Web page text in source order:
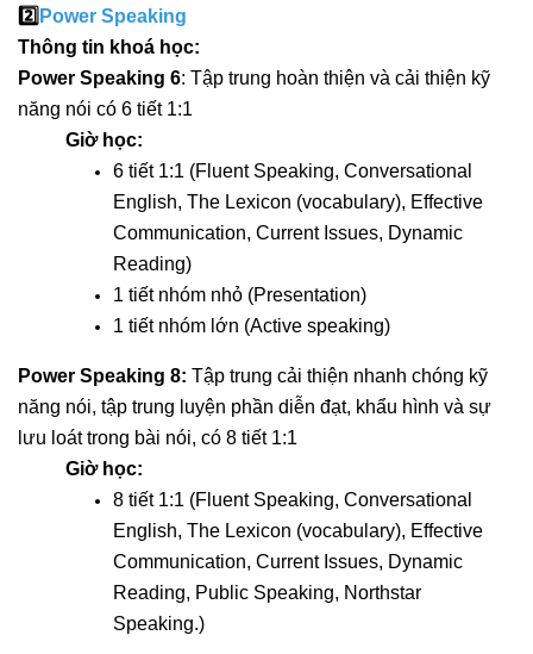
2️⃣ Power Speaking
Thông tin khoá học:
Power Speaking 6: Tập trung hoàn thiện và cải thiện kỹ
năng nói có 6 tiết 1:1
Giờ học:
6 tiết 1:1 (Fluent Speaking, Conversational
English, The Lexicon (vocabulary), Effective
Communication, Current Issues, Dynamic
Reading)
1 tiết nhóm nhỏ (Presentation)
1 tiết nhóm lớn (Active speaking)
Power Speaking 8: Tập trung cải thiện nhanh chóng kỹ
năng nói, tập trung luyện phần diễn đạt, khẩu hình và sự
lưu loát trong bài nói, có 8 tiết 1:1
Giờ học:
8 tiết 1:1 (Fluent Speaking, Conversational
English, The Lexicon (vocabulary), Effective
Communication, Current Issues, Dynamic
Reading, Public Speaking, Northstar
Speaking.)